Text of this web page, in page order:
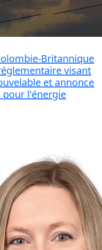
Britannique
visant
et annonce
l'énergie